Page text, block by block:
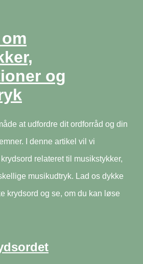
og
at udfordre dit ordforråd og din
I denne artikel vil vi
relateret til musikstykker,
musikudtryk. Lad os dykke
krydsord og se, om du kan løse